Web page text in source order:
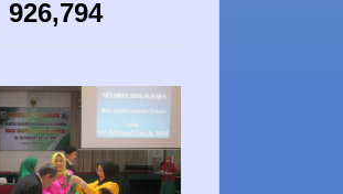
926,794